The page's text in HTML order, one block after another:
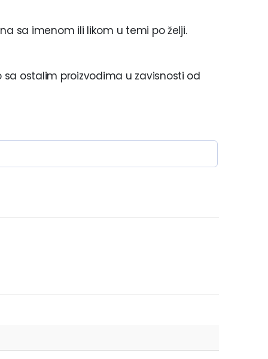
sa imenom ili likom u temi po želji.
ostalim proizvodima u zavisnosti od